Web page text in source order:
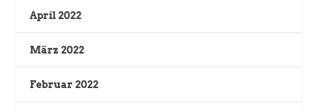
April 2022
März 2022
Februar 2022